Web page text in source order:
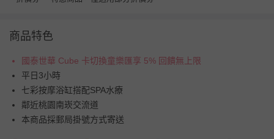
商品特色
國泰世華 Cube 卡切換童樂匯享 5% 回饋無上限
平日3小時
七彩按摩浴缸搭配SPA水療
鄰近桃園南崁交流道
本商品採郵局掛號方式寄送